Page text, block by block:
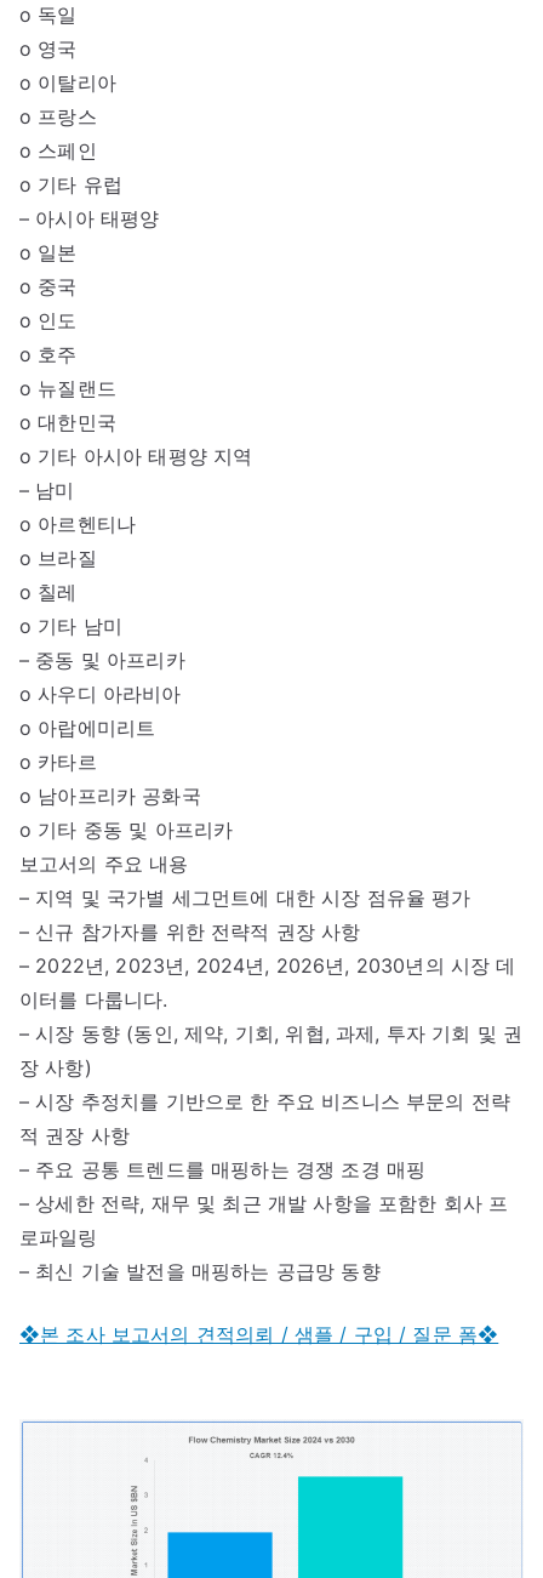
o 독일
o 영국
o 이탈리아
o 프랑스
o 스페인
o 기타 유럽
– 아시아 태평양
o 일본
o 중국
o 인도
o 호주
o 뉴질랜드
o 대한민국
o 기타 아시아 태평양 지역
– 남미
o 아르헨티나
o 브라질
o 칠레
o 기타 남미
– 중동 및 아프리카
o 사우디 아라비아
o 아랍에미리트
o 카타르
o 남아프리카 공화국
o 기타 중동 및 아프리카
보고서의 주요 내용
– 지역 및 국가별 세그먼트에 대한 시장 점유율 평가
– 신규 참가자를 위한 전략적 권장 사항
– 2022년, 2023년, 2024년, 2026년, 2030년의 시장 데
이터를 다룹니다.
– 시장 동향 (동인, 제약, 기회, 위협, 과제, 투자 기회 및 권
장 사항)
– 시장 추정치를 기반으로 한 주요 비즈니스 부문의 전략
적 권장 사항
– 주요 공통 트렌드를 매핑하는 경쟁 조경 매핑
– 상세한 전략, 재무 및 최근 개발 사항을 포함한 회사 프
로파일링
– 최신 기술 발전을 매핑하는 공급망 동향
❖본 조사 보고서의 견적의뢰 / 샘플 / 구입 / 질문 폼❖